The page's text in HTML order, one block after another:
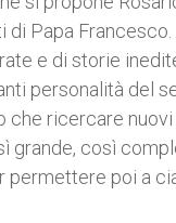
di Papa
e di storie
personalità del
che ricercare
grande, così
permettere poi a